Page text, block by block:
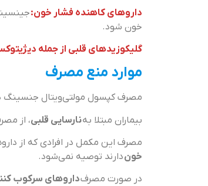
داروهای کاهنده فشار خون:
خون شود.
گلیکوزیدهای قلبی از جمله
موارد منع مصرف
مصرف کپسول مولتی‌ویتال جنسینگ
بیماران مبتلا بهنارسایی قلبی، از
مصرف این مکمل در افرادی که از
خوندارند توصیه نمی‌شود.
در صورت مصرفداروهای سرکوب